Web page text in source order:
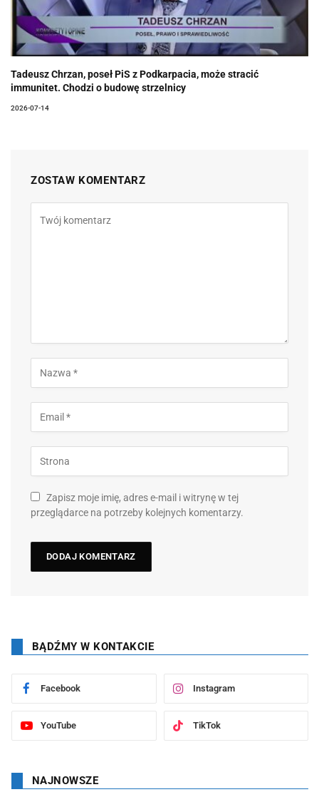
Tadeusz Chrzan, poseł PiS z Podkarpacia, może stracić
immunitet. Chodzi o budowę strzelnicy
2026-07-14
ZOSTAW KOMENTARZ
Zapisz moje imię, adres e-mail i witrynę w tej
przeglądarce na potrzeby kolejnych komentarzy.
BĄDŹMY W KONTAKCIE
Facebook Instagram
YouTube TikTok
NAJNOWSZE